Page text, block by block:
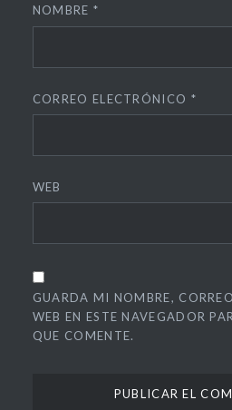
NOMBRE *
CORREO ELECTRÓNICO *
WEB
GUARDA MI NOMBRE,
WEB EN ESTE NAVEGADOR
QUE COMENTE.